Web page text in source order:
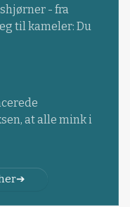
- fra
til kameler: Du
at alle mink i